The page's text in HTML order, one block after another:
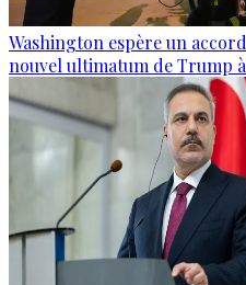
Washington espère un
nouvel ultimatum de Trump